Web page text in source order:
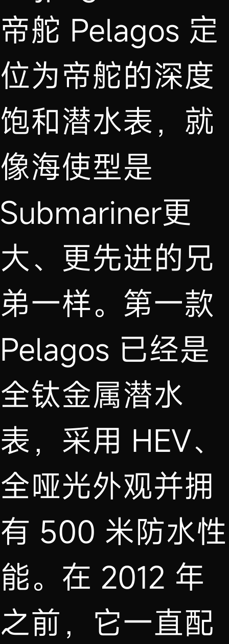
帝舵 Pelagos 定
位为帝舵的深度
饱和潜水表，就
像海使型是
Submariner更
大、更先进的兄
弟一样。第一款
Pelagos 已经是
全钛金属潜水
表，采用 HEV、
全哑光外观并拥
有 500 米防水性
能。在 2012 年
之前，它一直配